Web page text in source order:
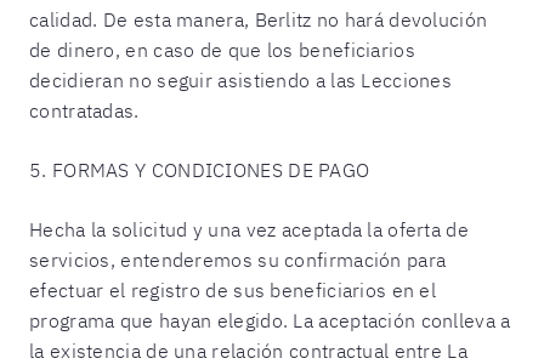
calidad. De esta manera, Berlitz no hará devolución
de dinero, en caso de que los beneficiarios
decidieran no seguir asistiendo a las Lecciones
contratadas.
5. FORMAS Y CONDICIONES DE PAGO
Hecha la solicitud y una vez aceptada la oferta de
servicios, entenderemos su confirmación para
efectuar el registro de sus beneficiarios en el
programa que hayan elegido. La aceptación conlleva a
la existencia de una relación contractual entre La